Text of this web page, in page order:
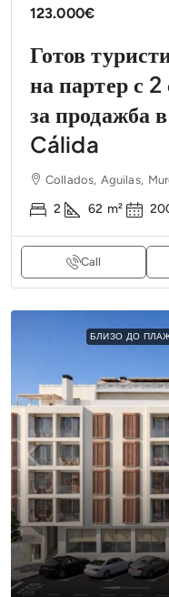
123.000€
Готов
на партер с
за продажба
Cálida
Collados, Aguilas,
2 62 m²
Call
БЛИЗО ДО